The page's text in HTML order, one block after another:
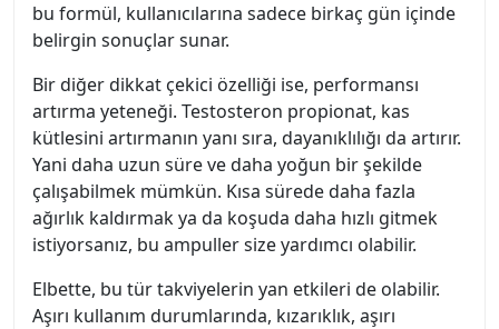
bu formül, kullanıcılarına sadece birkaç gün içinde
belirgin sonuçlar sunar.
Bir diğer dikkat çekici özelliği ise, performansı
artırma yeteneği. Testosteron propionat, kas
kütlesini artırmanın yanı sıra, dayanıklılığı da artırır.
Yani daha uzun süre ve daha yoğun bir şekilde
çalışabilmek mümkün. Kısa sürede daha fazla
ağırlık kaldırmak ya da koşuda daha hızlı gitmek
istiyorsanız, bu ampuller size yardımcı olabilir.
Elbette, bu tür takviyelerin yan etkileri de olabilir.
Aşırı kullanım durumlarında, kızarıklık, aşırı